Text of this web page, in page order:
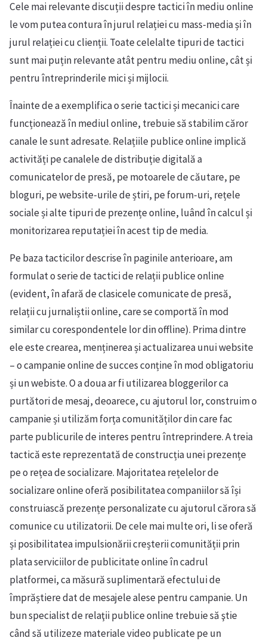
Cele mai relevante discuții despre tactici în mediu online
le vom putea contura în jurul relației cu mass-media și în
jurul relației cu clienții. Toate celelalte tipuri de tactici
sunt mai puțin relevante atât pentru mediu online, cât și
pentru întreprinderile mici și mijlocii.
Înainte de a exemplifica o serie tactici și mecanici care
funcționează în mediul online, trebuie să stabilim căror
canale le sunt adresate. Relațiile publice online implică
activități pe canalele de distribuție digitală a
comunicatelor de presă, pe motoarele de căutare, pe
bloguri, pe website-urile de știri, pe forum-uri, rețele
sociale și alte tipuri de prezențe online, luând în calcul și
monitorizarea reputației în acest tip de media.
Pe baza tacticilor descrise în paginile anterioare, am
formulat o serie de tactici de relații publice online
(evident, în afară de clasicele comunicate de presă,
relații cu jurnaliștii online, care se comportă în mod
similar cu corespondentele lor din offline). Prima dintre
ele este crearea, menținerea și actualizarea unui website
– o campanie online de succes conține în mod obligatoriu
și un webiste. O a doua ar fi utilizarea bloggerilor ca
purtători de mesaj, deoarece, cu ajutorul lor, construim o
campanie și utilizăm forța comunităților din care fac
parte publicurile de interes pentru întreprindere. A treia
tactică este reprezentată de construcția unei prezențe
pe o rețea de socializare. Majoritatea rețelelor de
socializare online oferă posibilitatea companiilor să își
construiască prezențe personalizate cu ajutorul cărora să
comunice cu utilizatorii. De cele mai multe ori, li se oferă
și posibilitatea impulsionării creșterii comunității prin
plata serviciilor de publicitate online în cadrul
platformei, ca măsură suplimentară efectului de
împrăștiere dat de mesajele alese pentru campanie. Un
bun specialist de relaţii publice online trebuie să ştie
când să utilizeze materiale video publicate pe un